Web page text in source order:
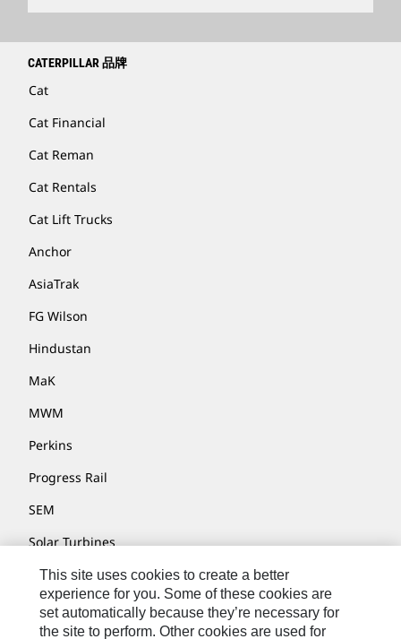
CATERPILLAR 品牌
Cat
Cat Financial
Cat Reman
Cat Rentals
Cat Lift Trucks
Anchor
AsiaTrak
FG Wilson
Hindustan
MaK
MWM
Perkins
Progress Rail
SEM
Solar Turbines
SPM Oil & Gas
Turner Powertrain Systems
This site uses cookies to create a better
experience for you. Some of these cookies are
set automatically because they’re necessary for
the site to perform. Other cookies are used for